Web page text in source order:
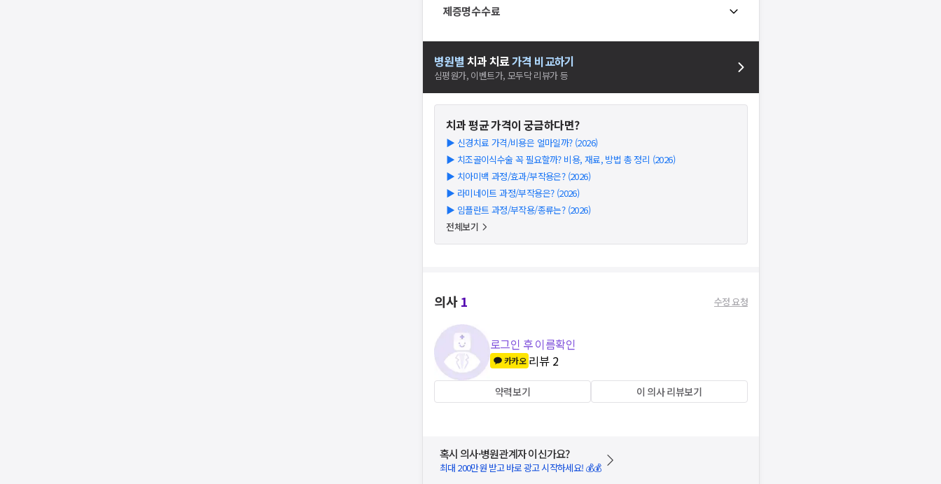
제증명수수료
병원별 치과치료가격 비교하기
심평원가, 이벤트가, 모두닥 리뷰가 등
치과평균 가격이 궁금하다면?
▶ 신경치료 가격/비용은 얼마일까? (2026)
▶ 치조골이식수술 꼭 필요할까? 비용, 재료, 방법 총 정리 (2026)
▶ 치아미백 과정/효과/부작용은? (2026)
▶ 라미네이트 과정/부작용은? (2026)
▶ 임플란트 과정/부작용/종류는? (2026)
전체보기
의사1 수정 요청
로그인 후 이름확인
카카오 리뷰 2
약력보기 이 의사 리뷰보기
혹시 의사·병원관계자 이신가요?
최대 200만원 받고 바로 광고 시작하세요! 💰💰